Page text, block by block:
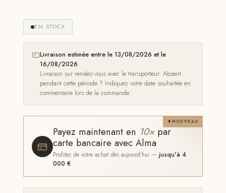
EN STOCK
Livraison estimée entre le 13/08/2026 et le
16/08/2026
Livraison sur rendez-vous avec le transporteur. Absent
pendant cette période ? Indiquez votre date souhaitée en
commentaire lors de la commande.
NOUVEAU
Payez maintenant en 10×par
carte bancaire avec Alma
Profitez de votre achat dès aujourd'hui —jusqu'à 4
000 €